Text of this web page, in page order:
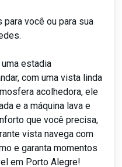
você ou para sua
uma estadia
com uma vista linda
acolhedora, ele
e a máquina lava e
que você precisa,
vista navega com
e garanta momentos
em Porto Alegre!